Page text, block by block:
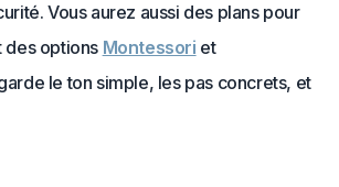
Vous aurez aussi des plans pour
des options Montessori et
le ton simple, les pas concrets, et